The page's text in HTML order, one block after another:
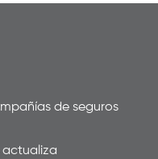
de seguros
actualiza